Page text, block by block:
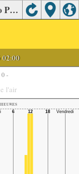
Qualité de l'air de Misakicho, Hyogo Prefecture.
02:00
0 -
l'air